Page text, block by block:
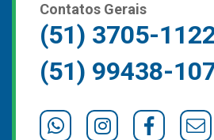
Usamos cookies em nosso site para
experiência mais relevante,
preferências e visitas repetidas. Ao
cookies..
Contatos Gerais
(51) 3705-
(51) 99438-